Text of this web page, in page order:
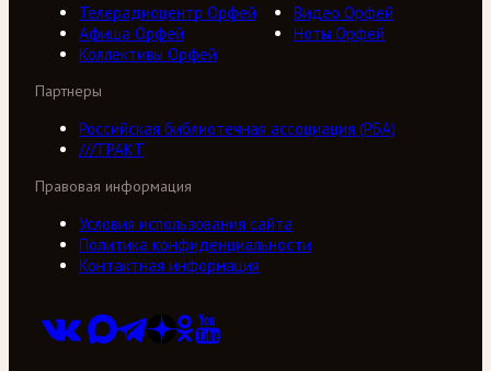
Телерадиоцентр Орфей
Видео Орфей
Афиша Орфей
Ноты Орфей
Коллективы Орфей
Партнеры
Российская библиотечная ассоциация (РБА)
///ТРАКТ
Правовая информация
Условия использования сайта
Политика конфиденциальности
Контактная информация